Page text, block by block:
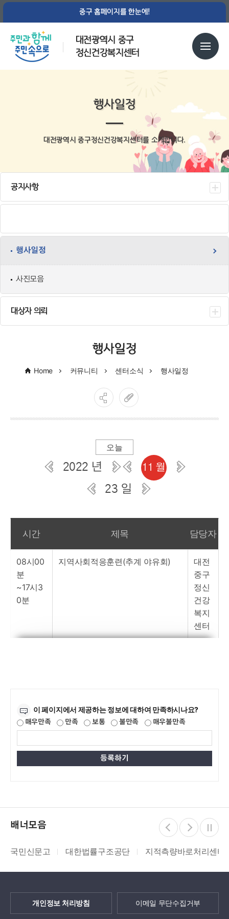
중구 홈페이지를 한눈에!
대전광역시 중구
정신건강복지센터
행사일정
대전광역시 중구정신건강복지센터를 소개합니다.
공지사항
행사일정
사진모음
대상자 의뢰
행사일정
Home 커뮤니티 센터소식 행사일정
오늘
2022 년 11 월
23 일
일간 부서일정관리
시간 제목 담당자
08시00
분
~17시3
0분
지역사회적응훈련(추계 야유회)
대전
중구
정신
건강
복지
센터
이 페이지에서 제공하는 정보에 대하여 만족하시나요?
매우만족 만족 보통 불만족 매우불만족
배너모음
국민신문고 대한법률구조공단 지적측량바로처리센터
개인정보 처리방침 이메일 무단수집거부